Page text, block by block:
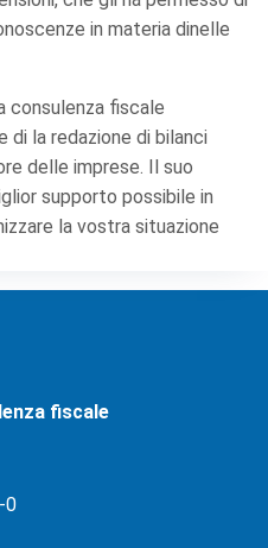
in materia dinelle
consulenza fiscale
di la redazione di bilanci
delle imprese. Il suo
supporto possibile in
la vostra situazione
fiscale
0